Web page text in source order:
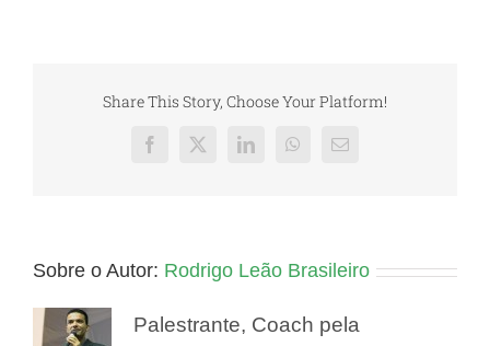
Share This Story, Choose Your Platform!
Facebook
X LinkedInWhatsApp
E-
Sobre o Autor: Rodrigo Leão Brasileiro
Palestrante, Coach pela